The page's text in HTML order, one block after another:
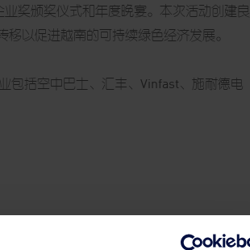
奖颁奖仪式和年度晚宴。本次活动创建良
以促进越南的可持续绿色经济发展。
包括空中巴士、汇丰、Vinfast、施耐德电